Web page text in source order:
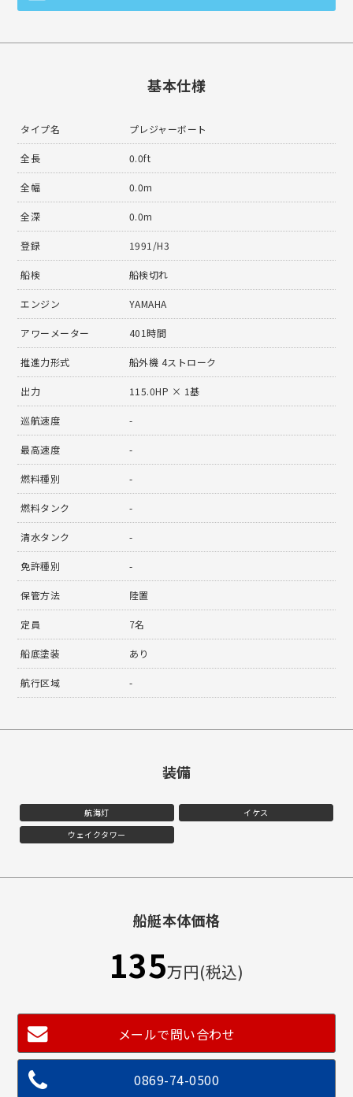
基本仕様
タイプ名 プレジャーボート
全長 0.0ft
全幅 0.0m
全深 0.0m
登録 1991/H3
船検 船検切れ
エンジン YAMAHA
アワーメーター 401時間
推進力形式 船外機 4ストローク
出力 115.0HP × 1基
巡航速度 -
最高速度 -
燃料種別 -
燃料タンク -
清水タンク -
免許種別 -
保管方法 陸置
定員 7名
船底塗装 あり
航行区域 -
装備
航海灯
イケス
ウェイクタワー
船艇本体価格
135万円(税込)
メールで問い合わせ
0869-74-0500